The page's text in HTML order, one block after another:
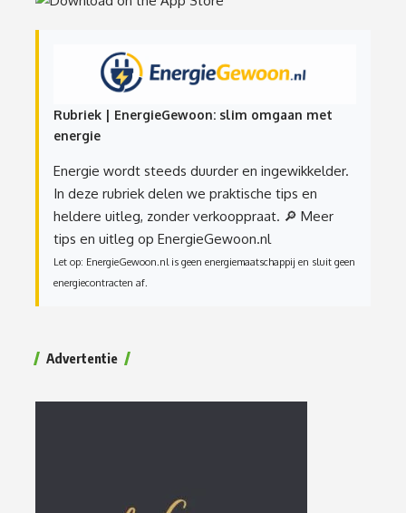
Rubriek | EnergieGewoon: slim omgaan met
energie
Energie wordt steeds duurder en ingewikkelder.
In deze rubriek delen we praktische tips en
heldere uitleg, zonder verkooppraat. 🔎 Meer
tips en uitleg op EnergieGewoon.nl
Let op: EnergieGewoon.nl is geen energiemaatschappij en sluit geen
energiecontracten af.
Advertentie